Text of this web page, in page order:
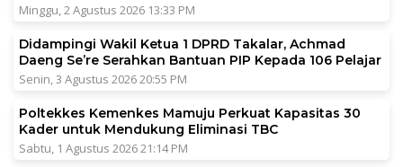
Minggu, 2 Agustus 2026 13:33 PM
Didampingi Wakil Ketua 1 DPRD Takalar, Achmad
Daeng Se’re Serahkan Bantuan PIP Kepada 106 Pelajar
Senin, 3 Agustus 2026 20:55 PM
Poltekkes Kemenkes Mamuju Perkuat Kapasitas 30
Kader untuk Mendukung Eliminasi TBC
Sabtu, 1 Agustus 2026 21:14 PM